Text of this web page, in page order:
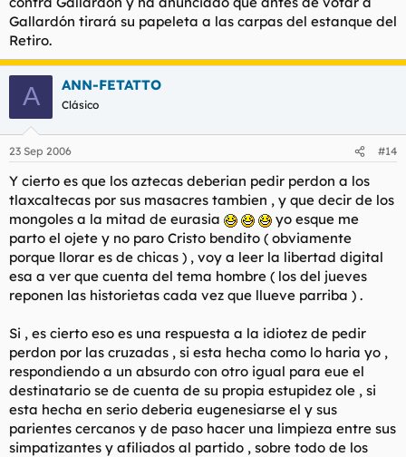
Gallardón tirará su papeleta a las carpas del estanque del
Retiro.
A ANN-FETATTO
Clásico
23 Sep 2006 #14
Y cierto es que los aztecas deberian pedir perdon a los
tlaxcaltecas por sus masacres tambien , y que decir de los
mongoles a la mitad de eurasia
yo esque me
parto el ojete y no paro Cristo bendito ( obviamente
porque llorar es de chicas ) , voy a leer la libertad digital
esa a ver que cuenta del tema hombre ( los del jueves
reponen las historietas cada vez que llueve parriba ) .
Si , es cierto eso es una respuesta a la idiotez de pedir
perdon por las cruzadas , si esta hecha como lo haria yo ,
respondiendo a un absurdo con otro igual para eue el
destinatario se de cuenta de su propia estupidez ole , si
esta hecha en serio deberia eugenesiarse el y sus
parientes cercanos y de paso hacer una limpieza entre sus
simpatizantes y afiliados al partido , sobre todo de los